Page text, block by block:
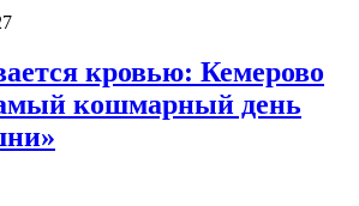
кровью: Кемерово
кошмарный день